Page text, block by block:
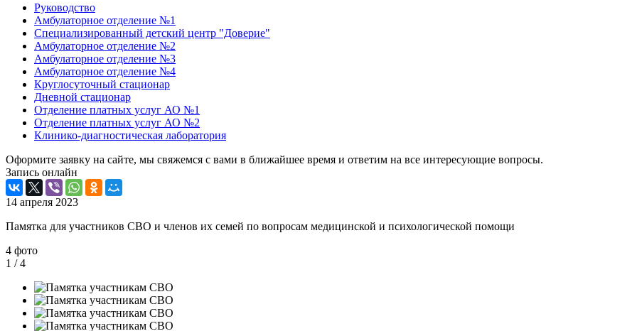
Руководство
Амбулаторное отделение №1
Специализированный детский центр "Доверие"
Амбулаторное отделение №2
Амбулаторное отделение №3
Амбулаторное отделение №4
Круглосуточный стационар
Дневной стационар
Отделение платных услуг АО №1
Отделение платных услуг АО №2
Клинико-диагностическая лаборатория
Оформите заявку на сайте, мы свяжемся с вами в ближайшее время и ответим на все интересующие вопросы.
Запись онлайн
14 апреля 2023
Памятка для участников СВО и членов их семей по вопросам медицинской и психологической помощи
4 фото
1 / 4